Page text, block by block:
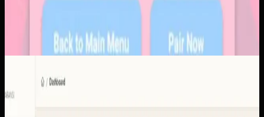
KUD Transparansi